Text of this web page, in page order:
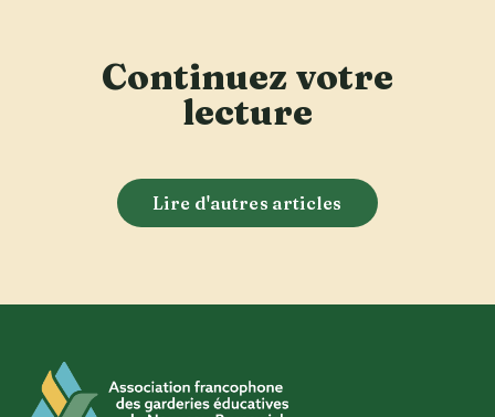
Continuez votre
lecture
Lire d'autres articles